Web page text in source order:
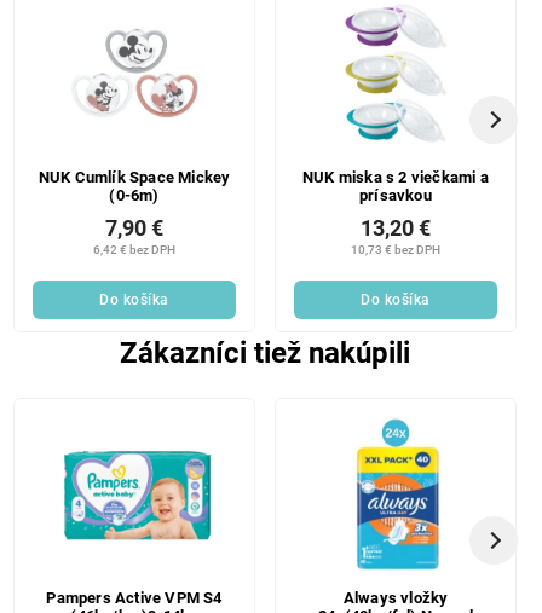
NUK Cumlík Space Mickey
(0-6m)
6,42 € bez DPH
7,90 €
Do košíka
NUK miska s 2 viečkami a
prísavkou
10,73 € bez DPH
13,20 €
Do košíka
Zákazníci tiež nakúpili
Pampers Active VPM S4
Always vložky